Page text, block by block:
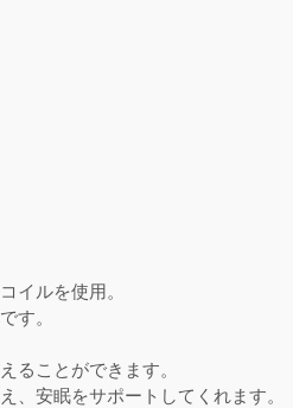
イルを使用。
す。
ることができます。
、安眠をサポートしてくれます。